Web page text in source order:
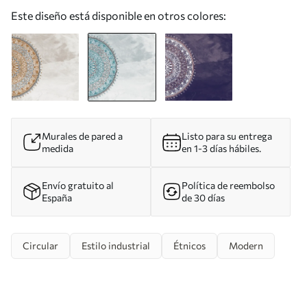
Este diseño está disponible en otros colores:
Murales de pared a
medida
Listo para su entrega
en 1-3 días hábiles.
Envío gratuito al
España
Política de reembolso
de 30 días
Circular Estilo industrial Étnicos Modern